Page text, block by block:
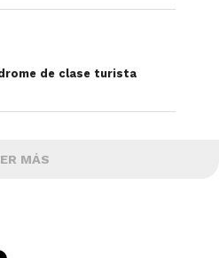
de clase turista
MÁS